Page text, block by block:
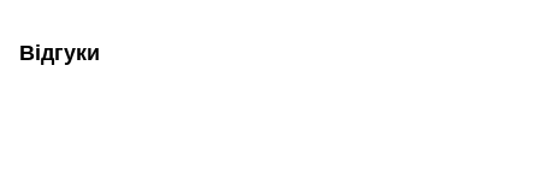
Відгуки